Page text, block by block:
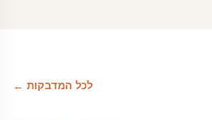
לכל המדבקות ←